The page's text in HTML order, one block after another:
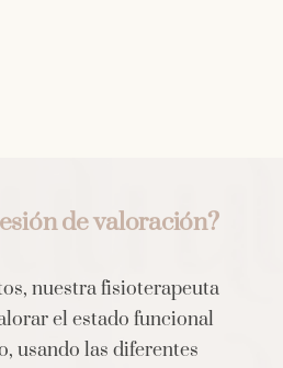
de valoración?
nuestra fisioterapeuta
el estado funcional
usando las diferentes